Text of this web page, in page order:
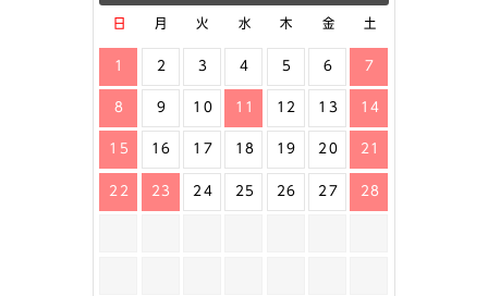
日 月 火 水 木 金 土
1 2 3 4 5 6 7
8 9 10 11 12 13 14
15 16 17 18 19 20 21
22 23 24 25 26 27 28